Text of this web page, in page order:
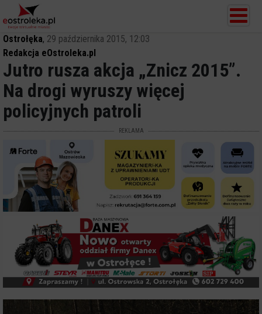
Ostrołęka, 29 października 2015, 12:03
Redakcja eOstroleka.pl
Jutro rusza akcja „Znicz 2015”.
Na drogi wyruszy więcej
policyjnych patroli
REKLAMA